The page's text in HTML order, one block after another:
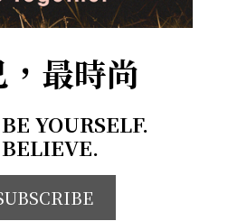
最時尚
YOURSELF.